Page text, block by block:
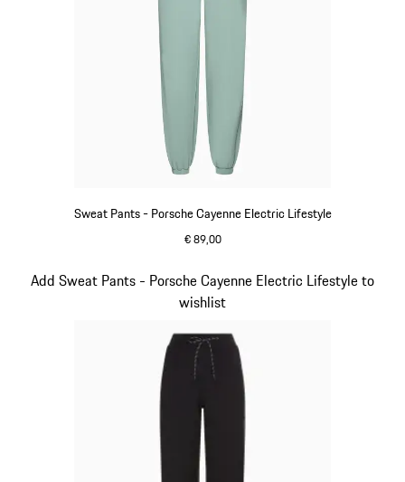
Sweat Pants - Porsche Cayenne Electric Lifestyle
€ 89,00
Add Sweat Pants - Porsche Cayenne Electric Lifestyle to
wishlist
Slide 9 von 15